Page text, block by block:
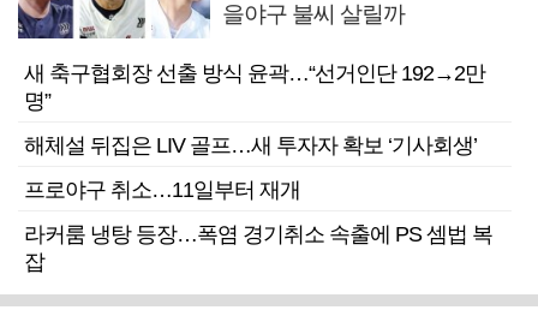
을야구 불씨 살릴까
새 축구협회장 선출 방식 윤곽…“선거인단 192→2만
명”
해체설 뒤집은 LIV 골프…새 투자자 확보 ‘기사회생’
프로야구 취소…11일부터 재개
라커룸 냉탕 등장…폭염 경기취소 속출에 PS 셈법 복
잡